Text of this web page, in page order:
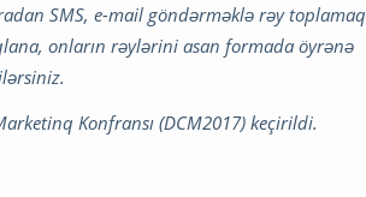
SMS, e-mail göndərməklə rəy toplamaq
onların rəylərini asan formada öyrənə
Konfransı (DCM2017) keçirildi.